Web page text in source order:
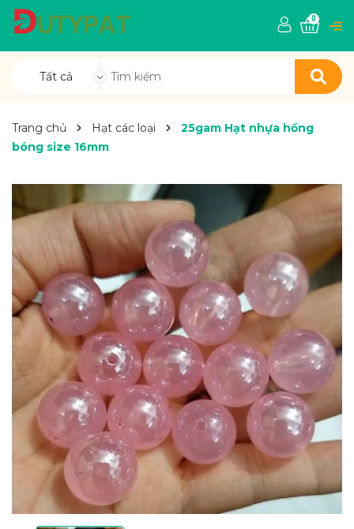
Tất cả
0
Trang chủ Hạt các loại
25gam Hạt nhựa hồng
bóng size 16mm